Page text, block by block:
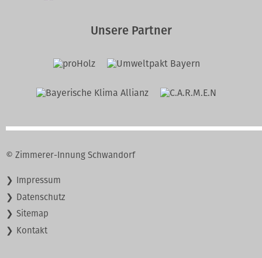
Unsere Partner
© Zimmerer-Innung Schwandorf
Navigation
Impressum
Datenschutz
Sitemap
Kontakt